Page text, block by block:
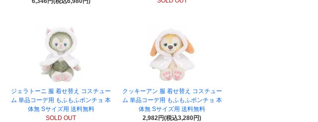
ジェラトーニ 服 着せ替え コスチュー
ム 単品コーデ用 もふもふポンチョ 本
体無 Sサイズ用 送料無料
SOLD OUT
クッキーアン 服 着せ替え コスチュー
ム 単品コーデ用 もふもふポンチョ 本
体無 Sサイズ用 送料無料
2,982円(税込3,280円)